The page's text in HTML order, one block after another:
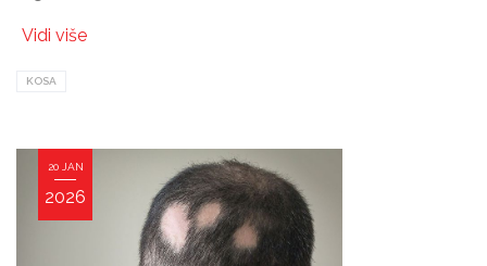
Vidi više
KOSA
20 JAN
2026